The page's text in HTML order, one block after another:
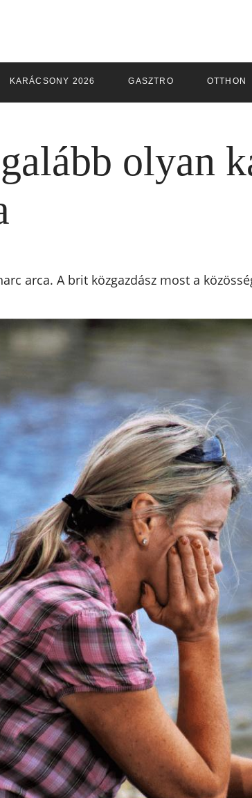
KARÁCSONY 2026 GASZTRO OTTHON
olyan
arca. A brit közgazdász most a